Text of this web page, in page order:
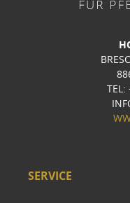
SERVICE